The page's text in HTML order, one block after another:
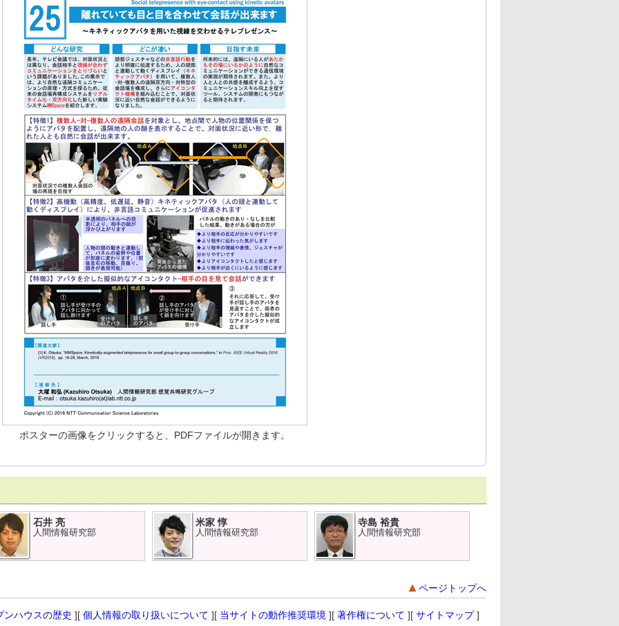
ポスターの画像をクリックすると、PDFファイルが開きます。
石井 亮
人間情報研究部
米家 惇
人間情報研究部
寺島 裕貴
人間情報研究部
ページトップへ
ンハウスの歴史 ][ 個人情報の取り扱いについて ][ 当サイトの動作推奨環境 ][ 著作権について ][ サイトマップ]